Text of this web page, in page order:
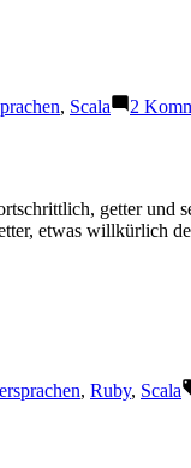
, Scala 2
getter
etwas willkürlich
, Ruby, Scala